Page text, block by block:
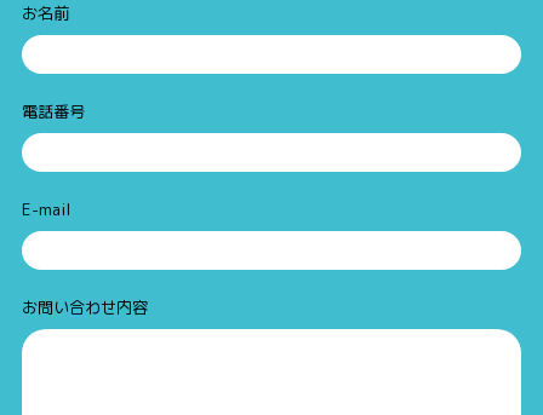
お名前
電話番号
E-mail
お問い合わせ内容